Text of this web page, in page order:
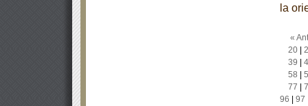
la
«
20|
39
58
77
96
97